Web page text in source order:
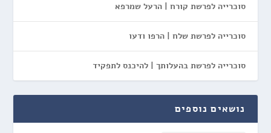
סוכרייה לפרשת קורח | הרעל שמרפא
סוכרייה לפרשת שלח | הרפו ודעו
סוכרייה לפרשת בהעלותך | להיכנס לתפקיד
נושאים נוספים